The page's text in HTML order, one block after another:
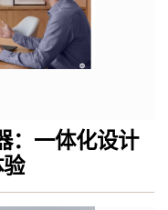
：一体化设计